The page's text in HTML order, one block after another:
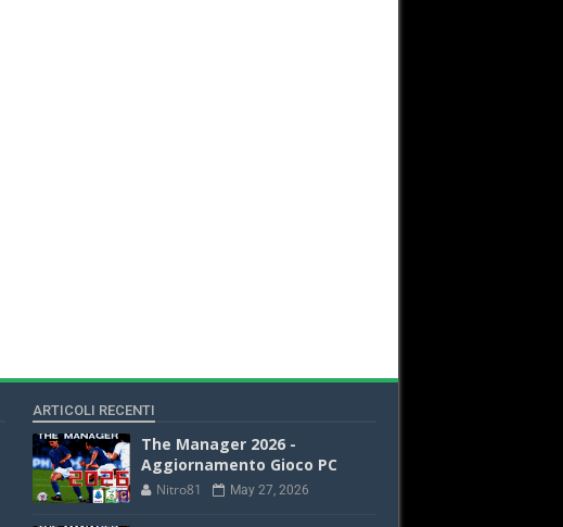
ARTICOLI RECENTI
The Manager 2026 -
Aggiornamento Gioco PC
Nitro81 May 27, 2026